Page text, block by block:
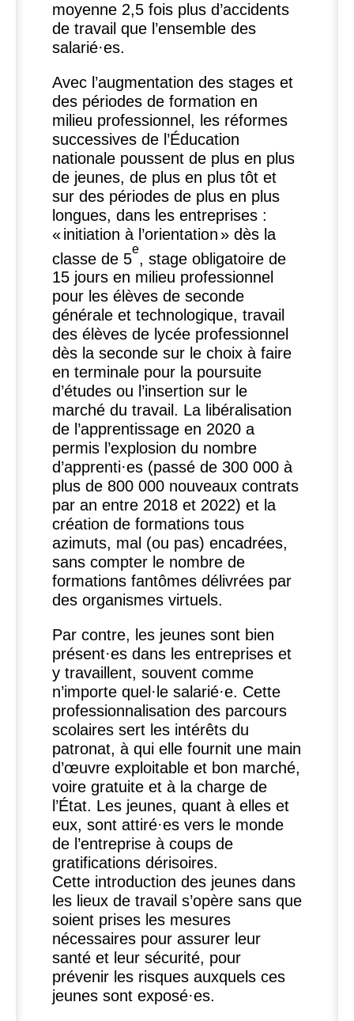
moyenne 2,5 fois plus d’accidents
de travail que l’ensemble des
salarié·es.
Avec l’augmentation des stages et
des périodes de formation en
milieu professionnel, les réformes
successives de l’Éducation
nationale poussent de plus en plus
de jeunes, de plus en plus tôt et
sur des périodes de plus en plus
longues, dans les entreprises :
«initiation à l’orientation » dès la
classe de 5
e
, stage obligatoire de
15 jours en milieu professionnel
pour les élèves de seconde
générale et technologique, travail
des élèves de lycée professionnel
dès la seconde sur le choix à faire
en terminale pour la poursuite
d’études ou l’insertion sur le
marché du travail. La libéralisation
de l’apprentissage en 2020 a
permis l’explosion du nombre
d’apprenti·es (passé de 300 000 à
plus de 800 000 nouveaux contrats
par an entre 2018 et 2022) et la
création de formations tous
azimuts, mal (ou pas) encadrées,
sans compter le nombre de
formations fantômes délivrées par
des organismes virtuels.
Par contre, les jeunes sont bien
présent·es dans les entreprises et
y travaillent, souvent comme
n’importe quel · le salarié·e. Cette
professionnalisation des parcours
scolaires sert les intérêts du
patronat, à qui elle fournit une main
d’œuvre exploitable et bon marché,
voire gratuite et à la charge de
l’État. Les jeunes, quant à elles et
eux, sont attiré·es vers le monde
de l’entreprise à coups de
gratifications dérisoires.
Cette introduction des jeunes dans
les lieux de travail s’opère sans que
soient prises les mesures
nécessaires pour assurer leur
santé et leur sécurité, pour
prévenir les risques auxquels ces
jeunes sont exposé·es.